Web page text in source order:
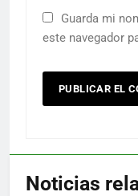
Guarda mi
este navegador
Noticias